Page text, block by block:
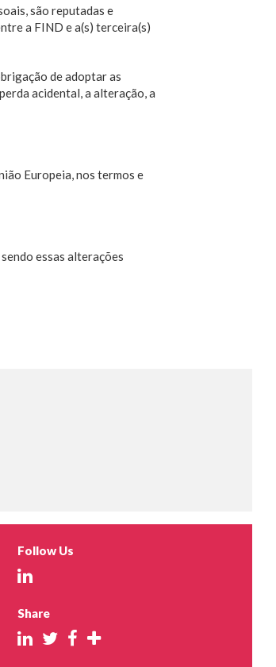
são reputadas e
a FIND e a(s) terceira(s)
de adoptar as
acidental, a alteração, a
Europeia, nos termos e
essas alterações
Follow Us
Share